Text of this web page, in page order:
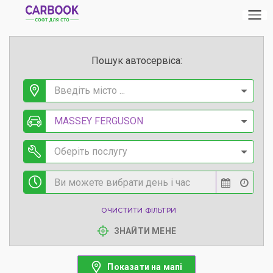
Пошук автосервіса:
Введіть місто ...
MASSEY FERGUSON
Оберіть послугу
ОЧИСТИТИ ФІЛЬТРИ
ЗНАЙТИ МЕНЕ
Показати на мапі